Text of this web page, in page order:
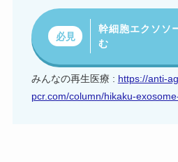
必見
幹細胞エクソソ
む
みんなの再生医療 : https://anti-
pcr.com/column/hikaku-